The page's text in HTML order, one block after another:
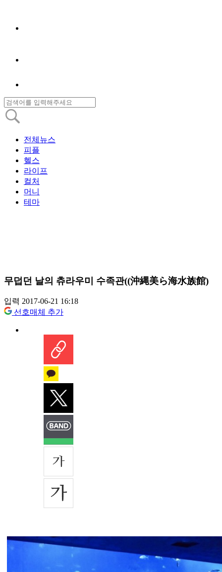
전체뉴스
피플
헬스
라이프
컬처
머니
테마
무덥던 날의 츄라우미 수족관((沖縄美ら海水族館)
입력 2017-06-21 16:18
선호매체 추가